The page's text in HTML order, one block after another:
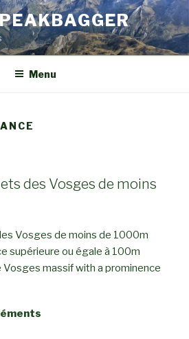
Menu
des Vosges de moins
Vosges de moins de 1000m
supérieure ou égale à 100m
massif with a prominence